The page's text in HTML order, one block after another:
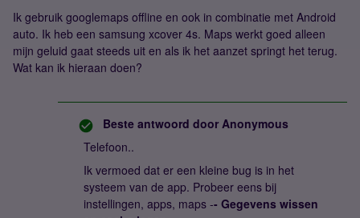
Ik gebruik googlemaps offline en ook in combinatie met Android
auto. Ik heb een samsung xcover 4s. Maps werkt goed alleen
mijn geluid gaat steeds uit en als ik het aanzet springt het terug.
Wat kan ik hieraan doen?
Beste antwoord door Anonymous
Telefoon..
Ik vermoed dat er een kleine bug is in het
systeem van de app. Probeer eens bij
instellingen, apps, maps -​​​​​​- Gegevens wissen